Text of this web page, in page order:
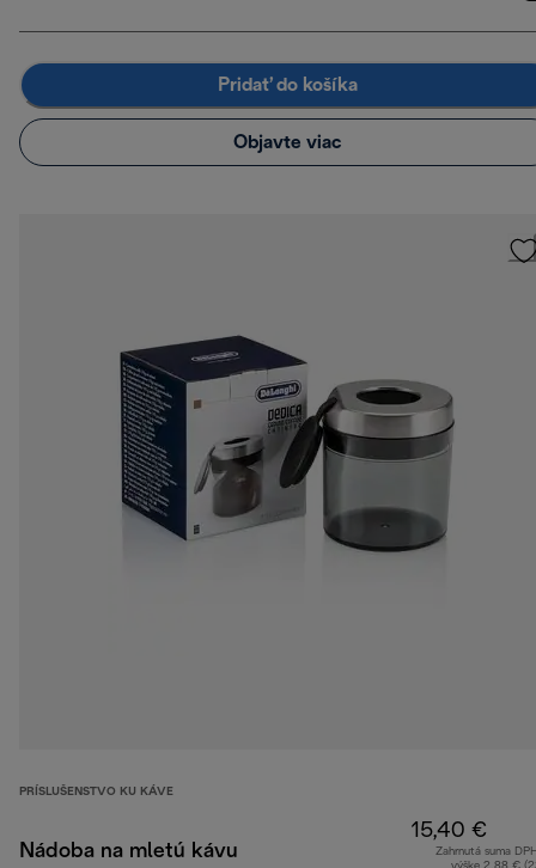
Pridať do košíka
Objavte viac
PRÍSLUŠENSTVO KU KÁVE
Nádoba na mletú kávu
15,40 €
Zahrnutá suma